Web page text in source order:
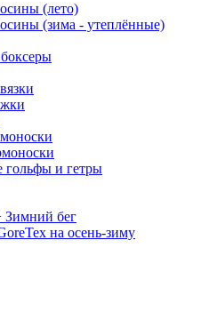
(лето)
(зима - утеплённые)
гольфы и гетры
Зимний бег
на осень-зиму